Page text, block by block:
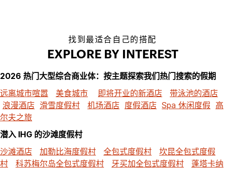
找到最适合自己的搭配
EXPLORE BY INTEREST
2026 热门大型综合商业体：按主题探索我们热门搜索的假期
远离城市喧嚣
美食城市 即将开业的新酒店
带泳池的酒店
浪漫酒店 滑雪度假村 机场酒店 度假酒店 Spa 休闲度假 高
尔夫之旅
潜入 IHG 的沙滩度假村
沙滩酒店
加勒比海度假村 全包式度假村
坎昆全包式度假
村
科苏梅尔岛全包式度假村 牙买加全包式度假村
蓬塔卡纳